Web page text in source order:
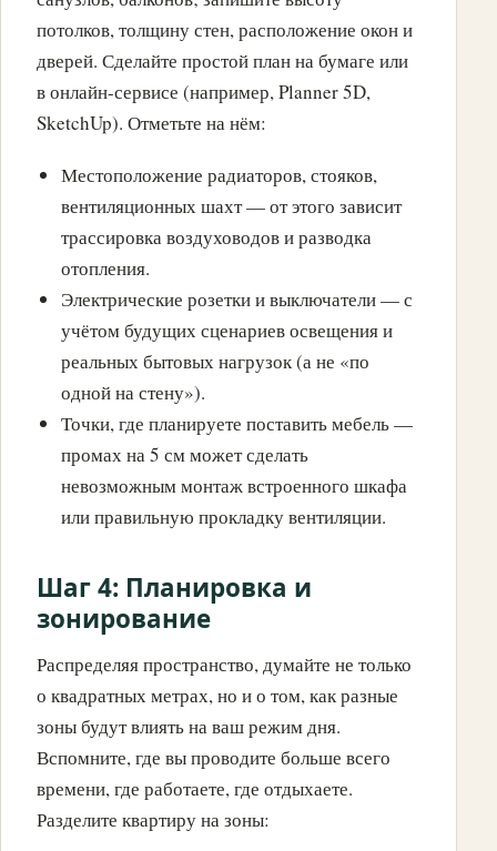
потолков, толщину стен, расположение окон и
дверей. Сделайте простой план на бумаге или
в онлайн-сервисе (например, Planner 5D,
SketchUp). Отметьте на нём:
Местоположение радиаторов, стояков,
вентиляционных шахт — от этого зависит
трассировка воздуховодов и разводка
отопления.
Электрические розетки и выключатели — с
учётом будущих сценариев освещения и
реальных бытовых нагрузок (а не «по
одной на стену»).
Точки, где планируете поставить мебель —
промах на 5 см может сделать
невозможным монтаж встроенного шкафа
или правильную прокладку вентиляции.
Шаг 4: Планировка и
зонирование
Распределяя пространство, думайте не только
о квадратных метрах, но и о том, как разные
зоны будут влиять на ваш режим дня.
Вспомните, где вы проводите больше всего
времени, где работаете, где отдыхаете.
Разделите квартиру на зоны: